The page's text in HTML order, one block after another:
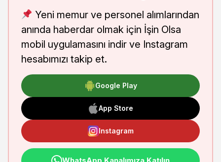
Yeni memur ve personel alımlarından
anında haberdar olmak için İşin Olsa
mobil uygulamasını indir ve Instagram
hesabımızı takip et.
Google Play
App Store
Instagram